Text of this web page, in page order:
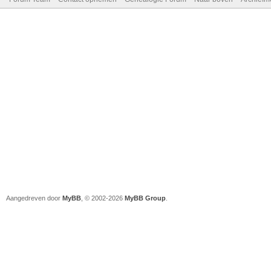
Aangedreven door MyBB , © 2002-2026 MyBB Group